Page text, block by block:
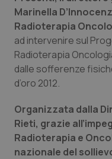
Sardegna
Sicilia
Toscana
Umbria
Valle D’Aosta
Malattia di
Neuroscienze
Obesità
Oftalmologia
Marinella
Radioterapia
ad intervenire sul
Radioterapia
dalle sofferenze
d’oro 2012.
Organizzata dalla
Rieti, grazie
Radioterapia e
nazionale del